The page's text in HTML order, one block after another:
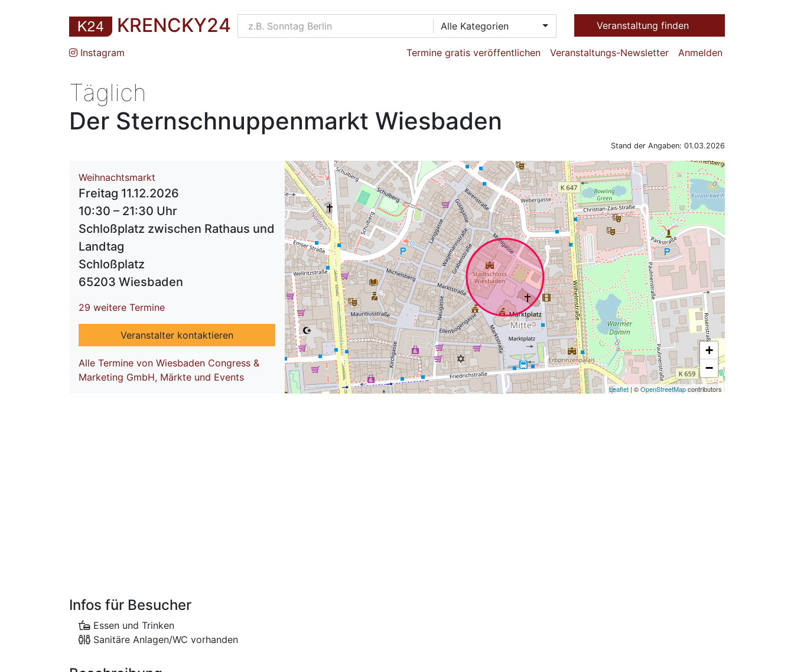
KRENCKY24 Alle Kategorien Veranstaltung finden
Instagram Termine gratis veröffentlichen Veranstaltungs-Newsletter Anmelden
Täglich
Der Sternschnuppenmarkt Wiesbaden
Stand der Angaben: 01.03.2026
Weihnachtsmarkt
Freitag 11.12.2026
10:30 – 21:30 Uhr
Schloßplatz zwischen Rathaus und
Landtag
Schloßplatz
65203 Wiesbaden
29 weitere Termine
Veranstalter kontaktieren
Alle Termine von Wiesbaden Congress &
Marketing GmbH, Märkte und Events
+
−
Leaflet| ©OpenStreetMapcontributors
Infos für Besucher
Essen und Trinken
Sanitäre Anlagen/WC vorhanden